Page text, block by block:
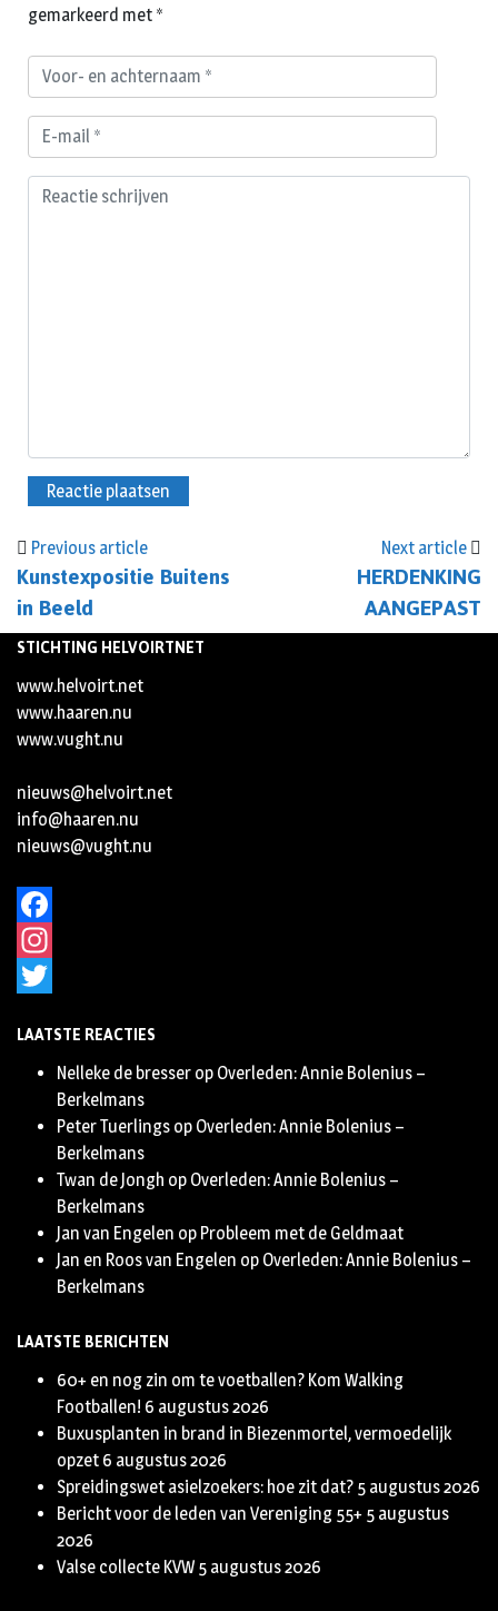
Previous article
Kunstexpositie Buitens
in Beeld
Next article
HERDENKING
AANGEPAST
gemarkeerd met *
STICHTING HELVOIRTNET
www.helvoirt.net
www.haaren.nu
www.vught.nu
nieuws@helvoirt.net
info@haaren.nu
nieuws@vught.nu
Facebook
Instagram
LAATSTE REACTIES
Nelleke de bresser op Overleden: Annie Bolenius –
Berkelmans
Peter Tuerlings op Overleden: Annie Bolenius –
Berkelmans
Twan de Jongh op Overleden: Annie Bolenius –
Berkelmans
Jan van Engelen op Probleem met de Geldmaat
Jan en Roos van Engelen op Overleden: Annie Bolenius –
Berkelmans
LAATSTE BERICHTEN
60+ en nog zin om te voetballen? Kom Walking
Footballen! 6 augustus 2026
Buxusplanten in brand in Biezenmortel, vermoedelijk
opzet 6 augustus 2026
Spreidingswet asielzoekers: hoe zit dat? 5 augustus 2026
Bericht voor de leden van Vereniging 55+ 5 augustus
2026
Valse collecte KVW 5 augustus 2026